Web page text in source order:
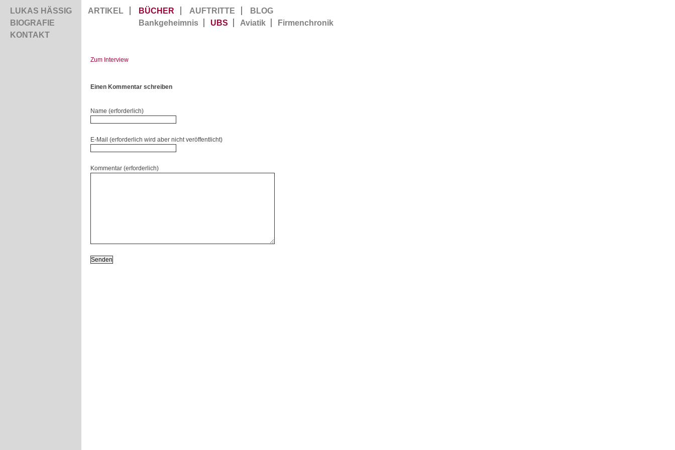
LUKAS HÄSSIG
BIOGRAFIE
KONTAKT
ARTIKEL BÜCHER AUFTRITTE
BLOG
Bankgeheimnis
UBS Aviatik Firmenchronik
Zum Interview
Einen Kommentar schreiben
Name (erforderlich)
E-Mail (erforderlich wird aber nicht veröffentlicht)
Kommentar (erforderlich)